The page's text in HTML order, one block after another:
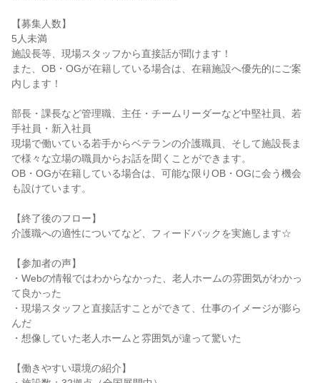
【募集人数】
5人未満
施設長等、現場スタッフから直接話が聞けます！
また、OB・OGが在籍している場合は、在籍施設へ優先的にご案
内します！
部長・課長など管理職、主任・チームリーダーなど中堅社員、若
手社員・新入社員
現場で働いている若手からベテランの介護職員、そして施設長ま
で様々な立場の職員からお話を聞くことができます。
OB・OGが在籍している場合は、可能な限りOB・OGに会う機会
も設けています。
【終了後のフロー】
介護職への適性についてなど、フィードバックを実施します☆
【参加者の声】
・Webの情報ではわからなかった、老人ホームの雰囲気がわかっ
て良かった
・現場スタッフと直接話すことができて、仕事のイメージが膨ら
んだ
・想像していた老人ホームと雰囲気が違って驚いた
【働きやすい環境の紹介】